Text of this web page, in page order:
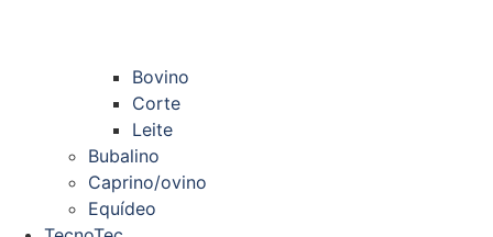
Bovino
Corte
Leite
Bubalino
Caprino/ovino
Equídeo